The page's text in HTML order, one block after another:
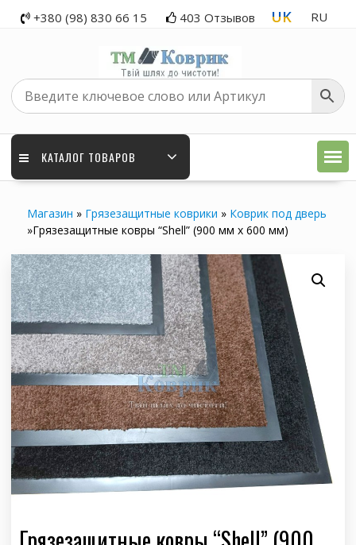
+380 (98) 830 66 15 403 Отзывов UK RU
КАТАЛОГ ТОВАРОВ
Магазин » Грязезащитные коврики » Коврик под дверь
»Грязезащитные ковры “Shell” (900 мм х 600 мм)